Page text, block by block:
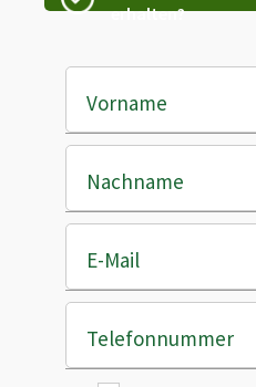
erhalten?
Vorname
Nachname
E-Mail
Telefonnummer